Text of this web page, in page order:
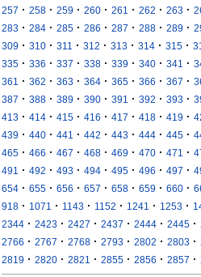
257 · 258 · 259 · 260 · 261 · 262 · 263 ·
283 · 284 · 285 · 286 · 287 · 288 · 289 ·
309 · 310 · 311 · 312 · 313 · 314 · 315 ·
335 · 336 · 337 · 338 · 339 · 340 · 341 ·
361
· 362 · 363 · 364 · 365 · 366 · 367 ·
387 · 388 · 389 · 390 · 391 · 392 · 393 ·
413 · 414 · 415 · 416 · 417 · 418 · 419 ·
439 · 440 · 441 · 442 · 443 · 444 · 445 ·
465 · 466 · 467 · 468 · 469 · 470 · 471 ·
491
· 492 · 493 · 494 · 495 · 496 · 497 ·
654 · 655 · 656 · 657 · 658 · 659 · 660 ·
918 · 1071 · 1143 · 1152 · 1241 · 1253 ·
2344 · 2423 · 2427 · 2437 · 2444 · 2445 ·
2766 · 2767 · 2768 · 2793 · 2802 · 2803 ·
2819 · 2820 · 2821 · 2855 · 2856 · 2857 ·